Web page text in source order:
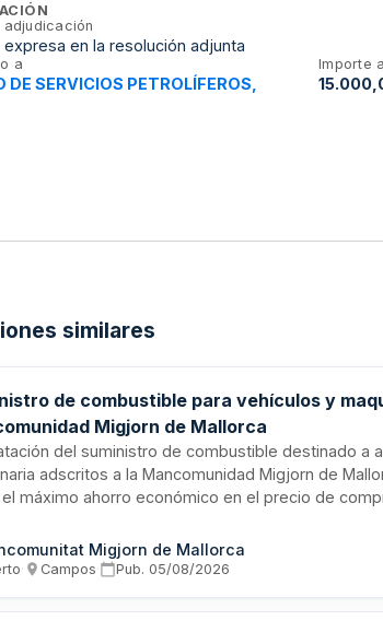
expresa en la resolución adjunta
a
DE SERVICIOS PETROLÍFEROS,
Importe
similares
de combustible para vehículos y
Migjorn de Mallorca
del suministro de combustible destinado a
adscritos a la Mancomunidad Migjorn de
máximo ahorro económico en el precio de
un sistema de tarjetas con código de barras
Migjorn de Mallorca
· Campos· Pub. 05/08/2026